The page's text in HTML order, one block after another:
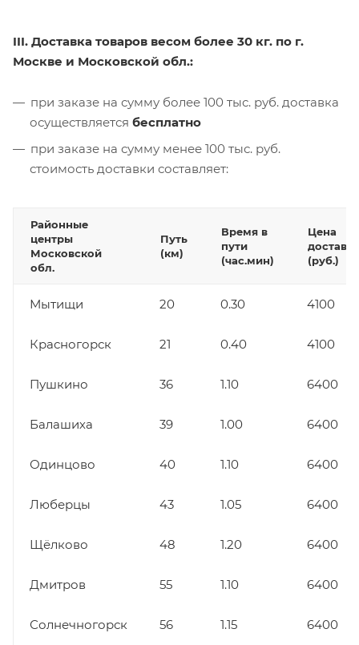
III. Доставка товаров весом более 30 кг. по г.
Москве и Московской обл.:
при заказе на сумму более 100 тыс. руб. доставка
осуществляется бесплатно
при заказе на сумму менее 100 тыс. руб.
стоимость доставки составляет:
Районные
центры
Московской
обл.
Путь
(км)
Время в
пути
(час.мин)
Цена
(руб.)
Мытищи 20 0.30 4100
Красногорск 21 0.40 4100
Пушкино 36 1.10 6400
Балашиха 39 1.00 6400
Одинцово 40 1.10 6400
Люберцы 43 1.05 6400
Щёлково 48 1.20 6400
Дмитров 55 1.10 6400
Солнечногорск 56 1.15 6400